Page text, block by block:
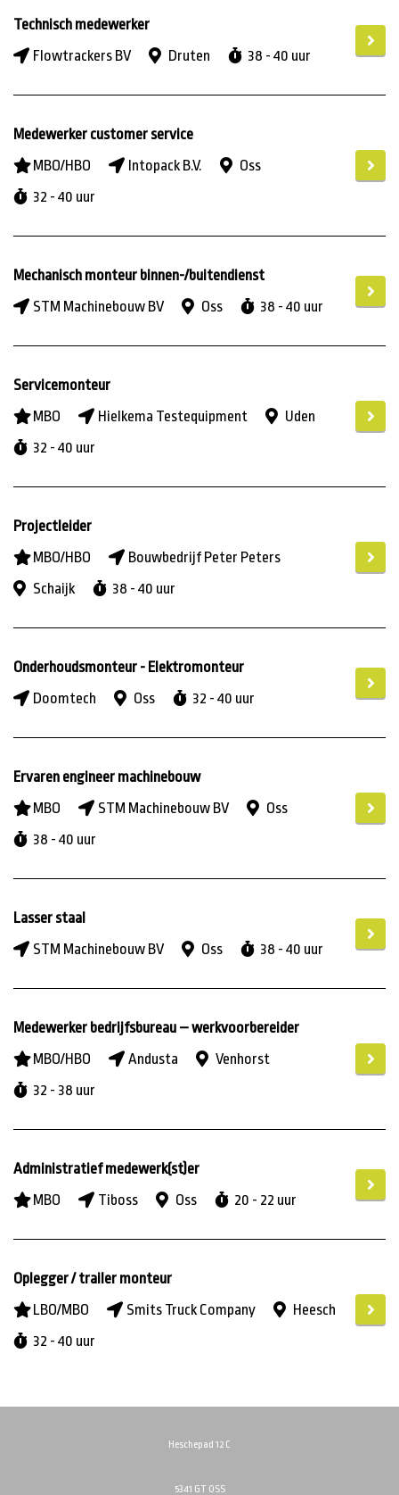
Technisch medewerker
Flowtrackers BV
Druten 38 - 40 uur
Medewerker customer service
MBO/HBO
Intopack B.V.
Oss
32 - 40 uur
Mechanisch monteur binnen-/buitendienst
STM Machinebouw BV
Oss 38 - 40 uur
Servicemonteur
MBO
Hielkema Testequipment
Uden
32 - 40 uur
Projectleider
MBO/HBO
Bouwbedrijf Peter Peters
Schaijk
38 - 40 uur
Onderhoudsmonteur - Elektromonteur
Doomtech
Oss 32 - 40 uur
Ervaren engineer machinebouw
MBO
STM Machinebouw BV
Oss
38 - 40 uur
Lasser staal
STM Machinebouw BV
Oss 38 - 40 uur
Medewerker bedrijfsbureau – werkvoorbereider
MBO/HBO
Andusta
Venhorst
32 - 38 uur
Administratief medewerk(st)er
MBO
Tiboss Oss 20 - 22 uur
Oplegger / trailer monteur
LBO/MBO
Smits Truck Company
Heesch
32 - 40 uur
Heschepad 12 C
5341 GT OSS